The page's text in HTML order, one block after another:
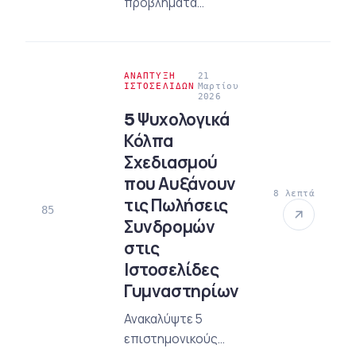
Ανακαλύψτε τους
ενημερωμένους
κανόνες
ταυτοποίησης του
2026 και
στρατηγικούς
τρόπους για να μην
λάβετε απόρριψη.
Διαβάστε αμέσως
τον επαγγελματικό
οδηγό μας!
85
ΑΝΆΠΤΥΞΗ
ΙΣΤΟΣΕΛΊΔΩΝ
21
Μαρτίου
2026
5 Ψυχολογικά
Κόλπα
Σχεδιασμού
που Αυξάνουν
τις Πωλήσεις
Συνδρομών
στις
Ιστοσελίδες
Γυμναστηρίων
Ανακαλύψτε 5
επιστημονικούς
8 λεπτά